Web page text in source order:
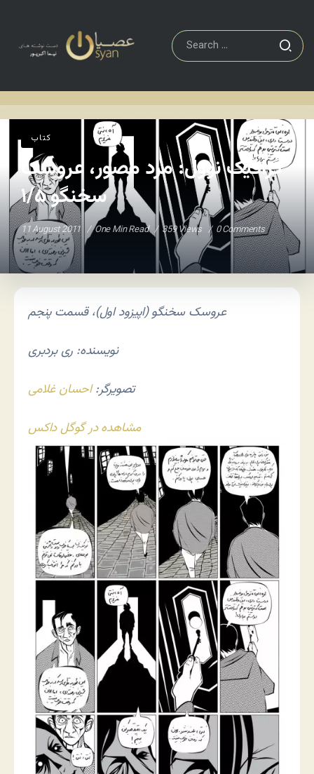
کتاب
گرافیک نوول: مرد مصور، عروسک
سخنگو ۱/۵
11 August 2011 One Min Read 359 Views 0 Comments
عروسک سخنگو (اپیزود اول)، قسمت پنجم
نویسنده: ری بردبری
تصویرگر:احسان غلامی
مشاهده در گوگل داکس